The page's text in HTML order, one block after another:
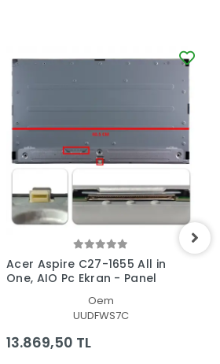
Acer Aspire C27-1655 All in
One, AIO Pc Ekran - Panel
Oem
UUDFWS7C
13.869,50 TL